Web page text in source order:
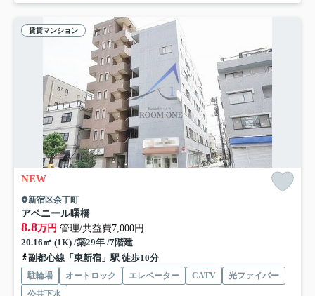
賃貸マンション
NEW
新宿区余丁町
アベニール曙橋
8.8万円 管理/共益費7,000円
20.16㎡ (1K) /築29年 /7階建
副都心線「東新宿」駅 徒歩10分
駐輪場 オートロック エレベーター CATV
光ファイバー
公共下水